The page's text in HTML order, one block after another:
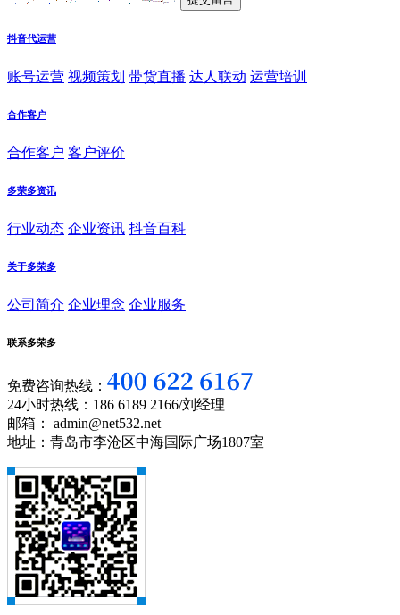
抖音代运营
账号运营 视频策划 带货直播 达人联动 运营培训
合作客户
合作客户 客户评价
多荣多资讯
行业动态 企业资讯 抖音百科
关于多荣多
公司简介 企业理念 企业服务
联系多荣多
免费咨询热线：
24小时热线：186 6189 2166/刘经理
邮箱： admin@net532.net
地址：青岛市李沧区中海国际广场1807室